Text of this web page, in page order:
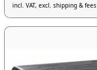
incl. VAT, excl. shipping & fees